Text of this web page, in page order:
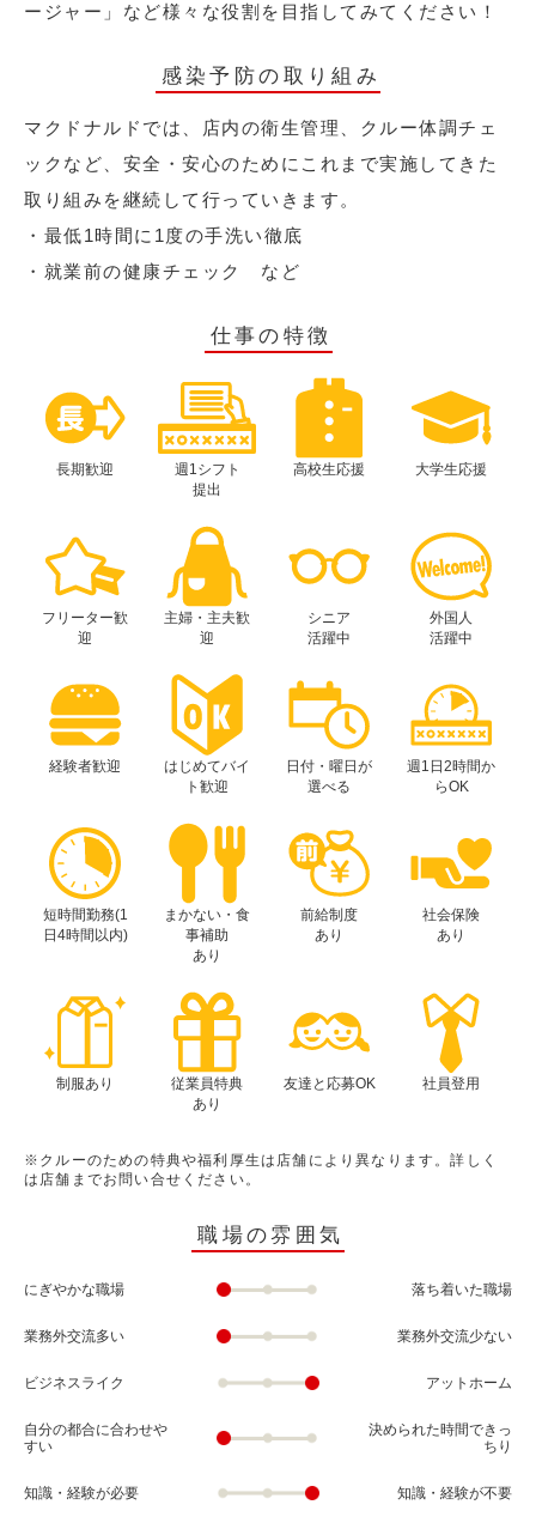
ージャー」など様々な役割を目指してみてください！
感染予防の取り組み
マクドナルドでは、店内の衛生管理、クルー体調チェ
ックなど、安全・安心のためにこれまで実施してきた
取り組みを継続して行っていきます。
・最低1時間に1度の手洗い徹底
・就業前の健康チェック など
仕事の特徴
長期歓迎
週1シフト
提出
高校生応援 大学生応援
フリーター歓
迎
主婦・主夫歓
迎
シニア
活躍中
外国人
活躍中
経験者歓迎
はじめてバイ
ト歓迎
日付・曜日が
選べる
週1日2時間か
らOK
短時間勤務(1
日4時間以内)
まかない・食
事補助
あり
前給制度
あり
社会保険
あり
制服あり
従業員特典
あり
友達と応募OK 社員登用
※クルーのための特典や福利厚生は店舗により異なります。詳しく
は店舗までお問い合せください。
職場の雰囲気
にぎやかな職場 落ち着いた職場
業務外交流多い 業務外交流少ない
ビジネスライク アットホーム
自分の都合に合わせや
すい
決められた時間できっ
ちり
知識・経験が必要 知識・経験が不要